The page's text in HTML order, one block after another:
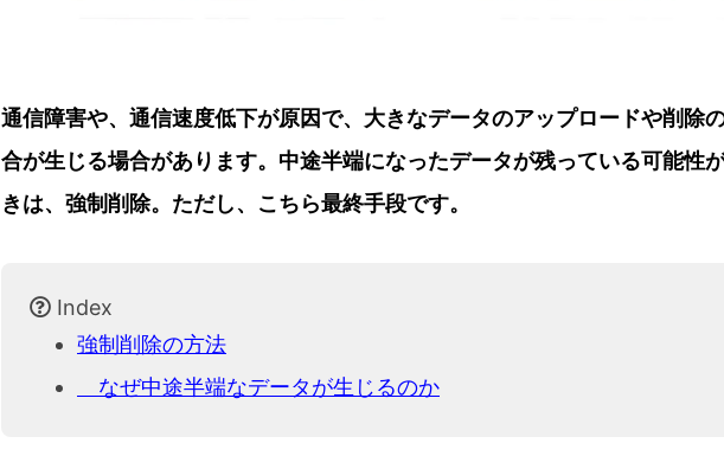
通信障害や、通信速度低下が原因で、大きなデータのアップロードや削除
合が生じる場合があります。中途半端になったデータが残っている可能性
きは、強制削除。ただし、こちら最終手段です。
Index
強制削除の方法
なぜ中途半端なデータが生じるのか